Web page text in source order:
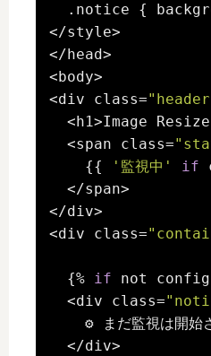
.notice {
</style>
</head>
<body>
<div class=
<h1>Image
  <span class=
    {{
'監視中' if
  </span>
</div>
<div class=
  {%
if not
  <div class=
⚙️ まだ監視は開始
  </div>